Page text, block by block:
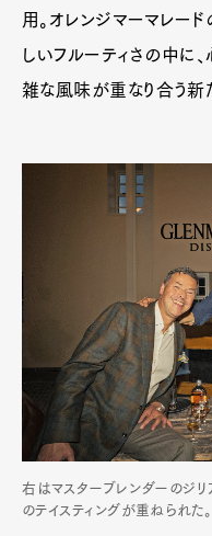
用。オレンジマーマレー
しいフルーティさの中に
雑な風味が重なり合う新
右はマスターブレンダーのジ
のテイスティングが重ねられた。